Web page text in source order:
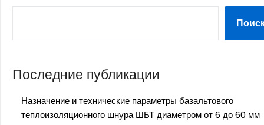
Последние публикации
Назначение и технические параметры базальтового
теплоизоляционного шнура ШБТ диаметром от 6 до 60 мм